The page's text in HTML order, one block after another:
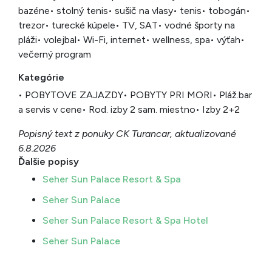
bazéne• stolný tenis• sušič na vlasy• tenis• tobogán•
trezor• turecké kúpele• TV, SAT• vodné športy na
pláži• volejbal• Wi-Fi, internet• wellness, spa• výťah•
večerný program
Kategórie
• POBYTOVE ZAJAZDY• POBYTY PRI MORI • Pláž.bar
a servis v cene• Rod. izby 2 sam. miestno• Izby 2+2
Popisný text z ponuky CK Turancar, aktualizované
6.8.2026
Ďalšie popisy
Seher Sun Palace Resort & Spa
Seher Sun Palace
Seher Sun Palace Resort & Spa Hotel
Seher Sun Palace